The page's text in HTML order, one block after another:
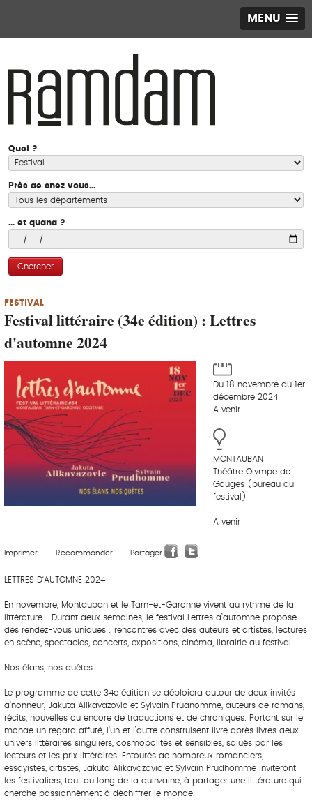
MENU
Quoi ?
Près de chez vous...
... et quand ?
Chercher
FESTIVAL
Festival littéraire (34e édition) : Lettres
d'automne 2024
Du 18 novembre au 1er
décembre 2024
A venir
MONTAUBAN
Théâtre Olympe de
Gouges (bureau du
festival)
A venir
Imprimer Recommander Partager
LETTRES D’AUTOMNE 2024
En novembre, Montauban et le Tarn-et-Garonne vivent au rythme de la
littérature ! Durant deux semaines, le festival Lettres d’automne propose
des rendez-vous uniques : rencontres avec des auteurs et artistes, lectures
en scène, spectacles, concerts, expositions, cinéma, librairie du festival…
Nos élans, nos quêtes
Le programme de cette 34e édition se déploiera autour de deux invités
d’honneur, Jakuta Alikavazovic et Sylvain Prudhomme, auteurs de romans,
récits, nouvelles ou encore de traductions et de chroniques. Portant sur le
monde un regard affuté, l’un et l’autre construisent livre après livres deux
univers littéraires singuliers, cosmopolites et sensibles, salués par les
lecteurs et les prix littéraires. Entourés de nombreux romanciers,
essayistes, artistes, Jakuta Alikavazovic et Sylvain Prudhomme inviteront
les festivaliers, tout au long de la quinzaine, à partager une littérature qui
cherche passionnément à déchiffrer le monde.